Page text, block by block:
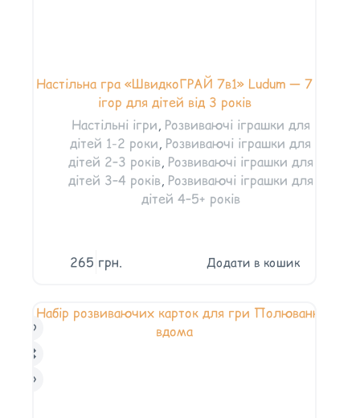
Настільна гра «ШвидкоГРАЙ 7в1» Ludum — 7
ігор для дітей від 3 років
Настільні ігри, Розвиваючі іграшки для
дітей 1-2 роки, Розвиваючі іграшки для
дітей 2–3 років, Розвиваючі іграшки для
дітей 3–4 років, Розвиваючі іграшки для
дітей 4–5+ років
265 грн. Додати в кошик